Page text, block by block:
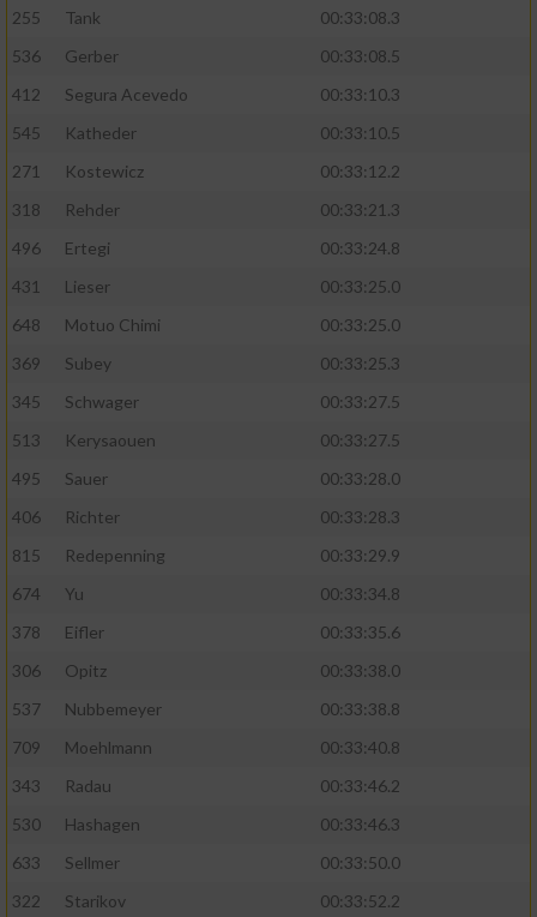
255
Tank
00:33:08.3
536
Gerber
00:33:08.5
412
Segura Acevedo
00:33:10.3
545
Katheder
00:33:10.5
271
Kostewicz
00:33:12.2
318
Rehder
00:33:21.3
496
Ertegi
00:33:24.8
431
Lieser
00:33:25.0
648
Motuo Chimi
00:33:25.0
369
Subey
00:33:25.3
345
Schwager
00:33:27.5
513
Kerysaouen
00:33:27.5
495
Sauer
00:33:28.0
406
Richter
00:33:28.3
815
Redepenning
00:33:29.9
674
Yu
00:33:34.8
378
Eifler
00:33:35.6
306
Opitz
00:33:38.0
537
Nubbemeyer
00:33:38.8
709
Moehlmann
00:33:40.8
343
Radau
00:33:46.2
530
Hashagen
00:33:46.3
633
Sellmer
00:33:50.0
322
Starikov
00:33:52.2